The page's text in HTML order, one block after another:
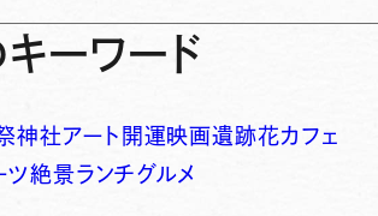
ーワード
神社アート 開運映画遺跡花カフェ
ツ絶景ランチグルメ